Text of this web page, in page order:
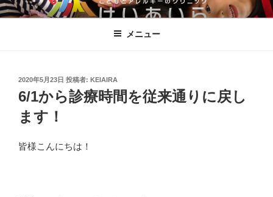
コ
ン
こどもとアレルギーのクリニックけ
メニュー
投
稿
日:
2020年5月23日 投稿者: KEIAIRA
6/1から診療時間を従来通りに戻し
ます！
皆様こんにちは！